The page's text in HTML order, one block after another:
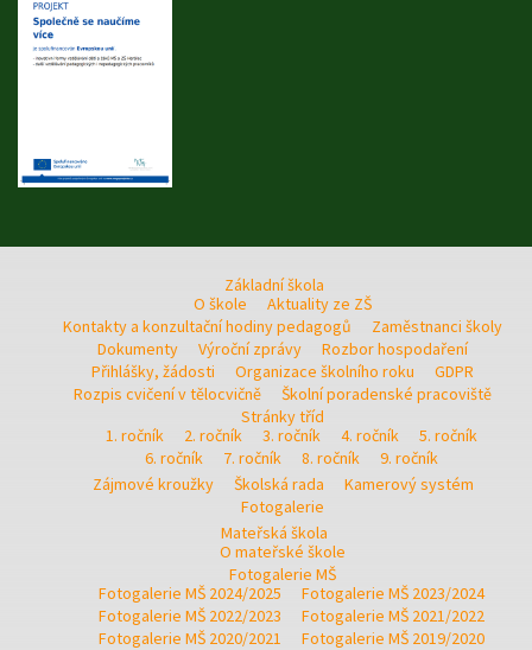
Základní škola
O škole
Aktuality ze ZŠ
Kontakty a konzultační hodiny pedagogů
Zaměstnanci školy
Dokumenty
Výroční zprávy
Rozbor hospodaření
Přihlášky, žádosti
Organizace školního roku
GDPR
Rozpis cvičení v tělocvičně
Školní poradenské pracoviště
Stránky tříd
1. ročník
2. ročník 3. ročník 4. ročník
5. ročník
6. ročník
7. ročník 8. ročník
9. ročník
Zájmové kroužky
Školská rada
Kamerový systém
Fotogalerie
Mateřská škola
O mateřské škole
Fotogalerie MŠ
Fotogalerie MŠ 2024/2025
Fotogalerie MŠ 2023/2024
Fotogalerie MŠ 2022/2023
Fotogalerie MŠ 2021/2022
Fotogalerie MŠ 2020/2021
Fotogalerie MŠ 2019/2020